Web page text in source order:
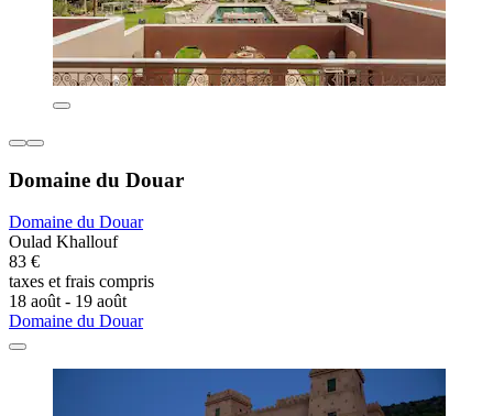
Domaine du Douar
Domaine du Douar
Oulad Khallouf
83 €
taxes et frais compris
18 août - 19 août
Domaine du Douar